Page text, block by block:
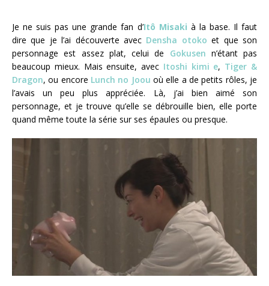
Je ne suis pas une grande fan d’Itô Misaki à la base. Il faut
dire que je l’ai découverte avec Densha otoko et que son
personnage est assez plat, celui de Gokusen n’étant pas
beaucoup mieux. Mais ensuite, avec Itoshi kimi e, Tiger &
Dragon, ou encore Lunch no Joou où elle a de petits rôles, je
l’avais un peu plus appréciée. Là, j’ai bien aimé son
personnage, et je trouve qu’elle se débrouille bien, elle porte
quand même toute la série sur ses épaules ou presque.